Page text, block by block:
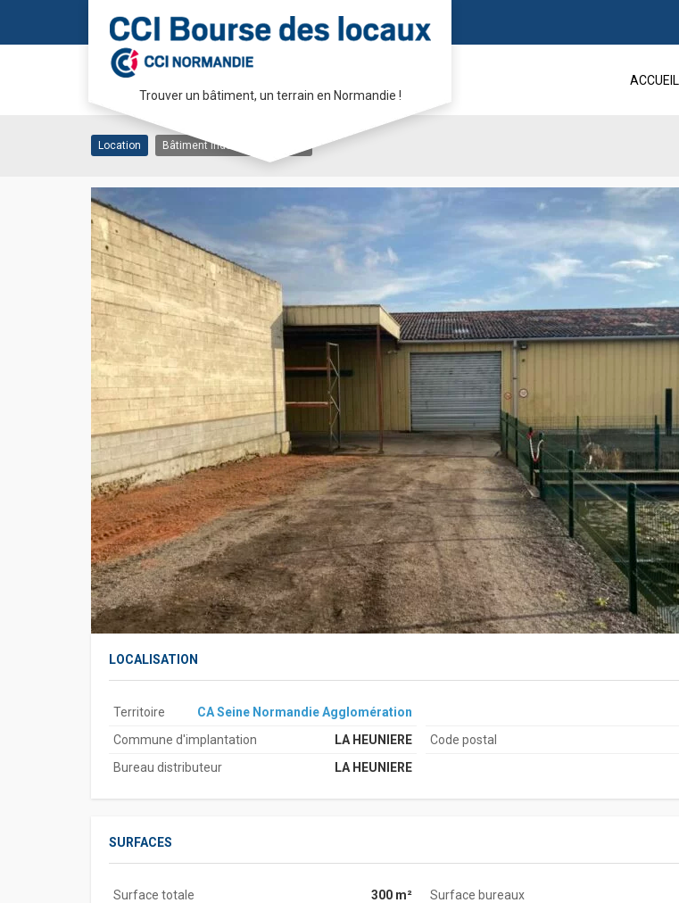
Trouver un bâtiment, un terrain en Normandie !
ACCUEIL
Local de 300m²
27950 LA HEUNIERE
Location Bâtiment industriel/artisanal
LOCALISATION
Territoire
CA Seine Normandie Agglomération
Commune d'implantation
LA HEUNIERE Code postal
Bureau distributeur
LA HEUNIERE
SURFACES
Surface totale 300 m² Surface bureaux